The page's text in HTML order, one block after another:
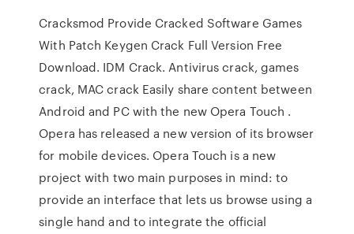
Cracksmod Provide Cracked Software Games
With Patch Keygen Crack Full Version Free
Download. IDM Crack. Antivirus crack, games
crack, MAC crack Easily share content between
Android and PC with the new Opera Touch .
Opera has released a new version of its browser
for mobile devices. Opera Touch is a new
project with two main purposes in mind: to
provide an interface that lets us browse using a
single hand and to integrate the official